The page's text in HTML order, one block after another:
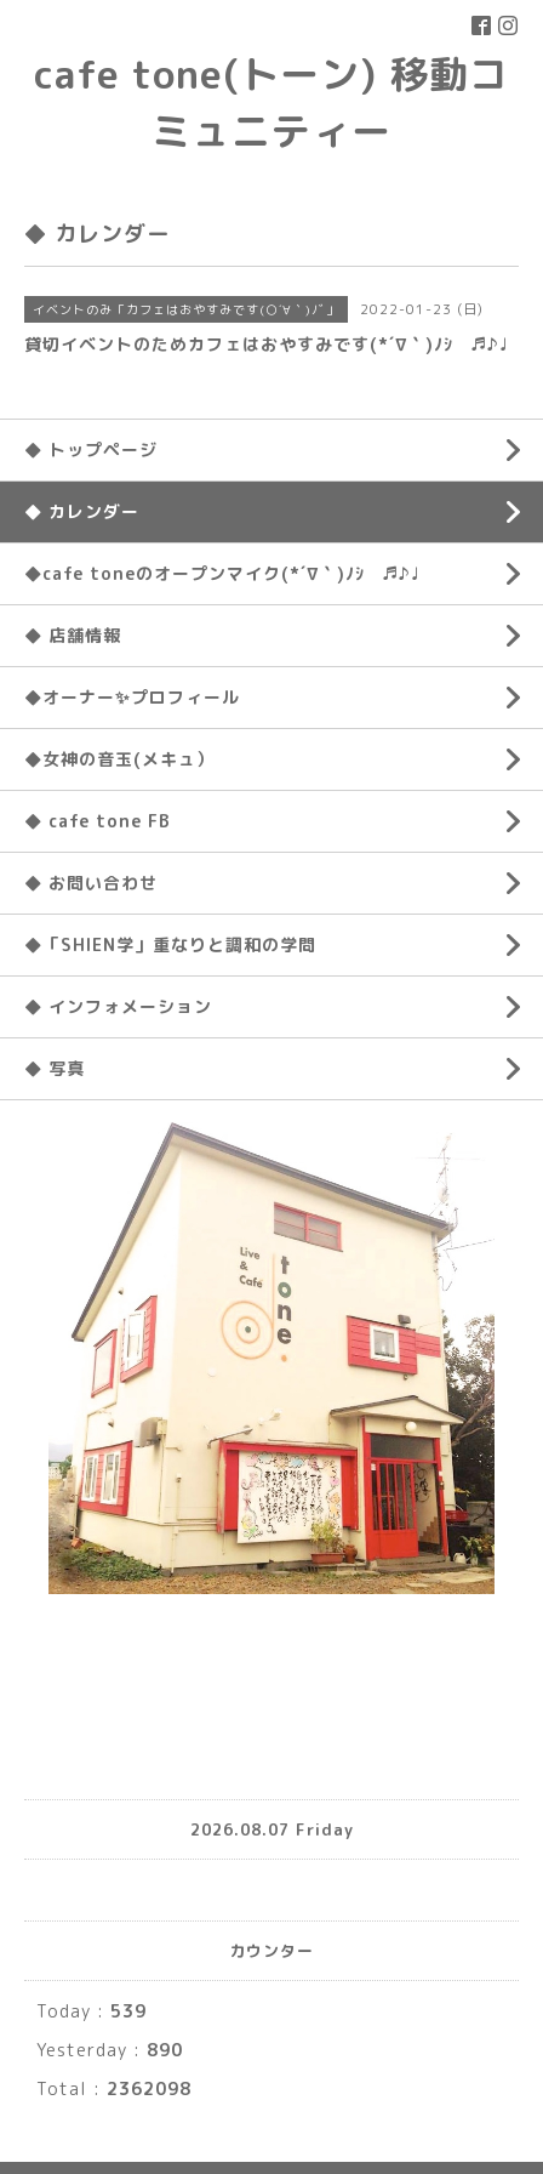
cafe tone(トーン) 移動コ
ミュニティー
◆ カレンダー
イベントのみ「カフェはおやすみです(○´∀｀)ﾉﾞ」 2022-01-23 (日)
貸切イベントのためカフェはおやすみです(*´∇｀)ﾉｼ ♬♪♩
◆ トップページ
◆ カレンダー
◆cafe toneのオープンマイク(*´∇｀)ﾉｼ ♬♪♩
◆ 店舗情報
◆オーナー✨プロフィール
◆女神の音玉(メキュ）
◆ cafe tone FB
◆ お問い合わせ
◆「SHIEN学」重なりと調和の学問
◆ インフォメーション
◆ 写真
2026.08.07 Friday
カウンター
Today : 539
Yesterday : 890
Total : 2362098